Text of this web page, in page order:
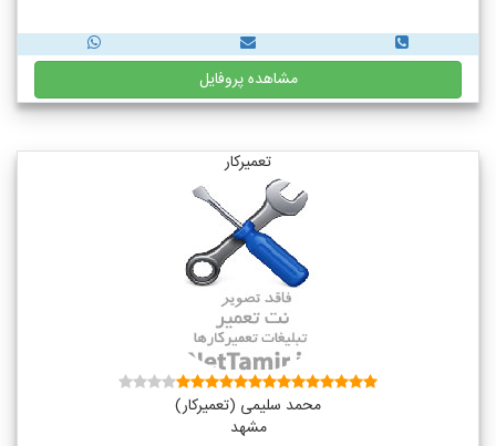
مشاهده پروفایل
تعمیرکار
محمد سلیمی (تعمیرکار)
مشهد